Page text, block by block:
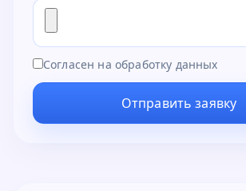
Согласен на обработку данных
Отправить заявку